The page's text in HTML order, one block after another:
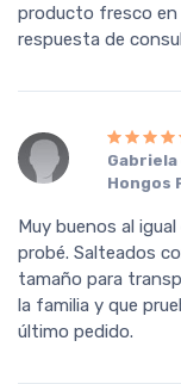
producto fresco en
respuesta de
Gabriela
Hongos
Muy buenos al
probé. Salteados
tamaño para
la familia y que
último pedido.